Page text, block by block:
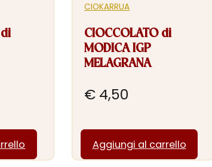
CIOKARRUA
CIOCCOLATO di
MODICA IGP
MELAGRANA
€ 4,50
Aggiungi al carrello